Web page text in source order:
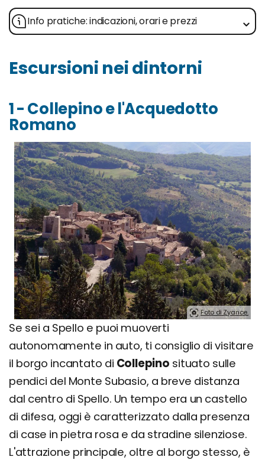
Info pratiche: indicazioni, orari e prezzi
Escursioni nei dintorni
1 - Collepino e l'Acquedotto
Romano
Foto di Zyance.
Se sei a Spello e puoi muoverti
autonomamente in auto, ti consiglio di visitare
il borgo incantato di Collepino situato sulle
pendici del Monte Subasio, a breve distanza
dal centro di Spello. Un tempo era un castello
di difesa, oggi è caratterizzato dalla presenza
di case in pietra rosa e da stradine silenziose.
L'attrazione principale, oltre al borgo stesso, è